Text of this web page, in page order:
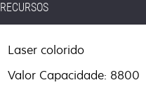
RECURSOS
Laser colorido
Valor Capacidade: 8800